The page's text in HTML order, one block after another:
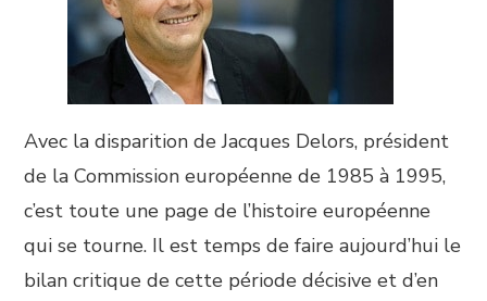
Avec la disparition de Jacques Delors, président
de la Commission européenne de 1985 à 1995,
c’est toute une page de l’histoire européenne
qui se tourne. Il est temps de faire aujourd’hui le
bilan critique de cette période décisive et d’en